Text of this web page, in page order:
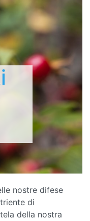
nostre difese
di
della nostra